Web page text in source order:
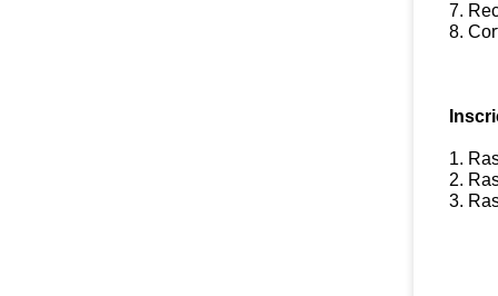
7.
8.
1.
2.
3.